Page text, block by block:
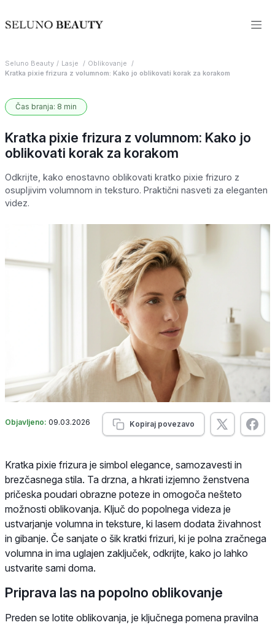
Seluno Beauty Lasje
Oblikovanje
Kratka pixie frizura z volumnom: Kako jo oblikovati korak za korakom
Čas branja: 8 min
Kratka pixie frizura z volumnom: Kako jo
oblikovati korak za korakom
Odkrijte, kako enostavno oblikovati kratko pixie frizuro z
osupljivim volumnom in teksturo. Praktični nasveti za eleganten
videz.
Objavljeno: 09.03.2026 Kopiraj povezavo
Kratka pixie frizura je simbol elegance, samozavesti in
brezčasnega stila. Ta drzna, a hkrati izjemno ženstvena
pričeska poudari obrazne poteze in omogoča nešteto
možnosti oblikovanja. Ključ do popolnega videza je
ustvarjanje volumna in teksture, ki lasem dodata živahnost
in gibanje. Če sanjate o šik kratki frizuri, ki je polna zračnega
volumna in ima uglajen zaključek, odkrijte, kako jo lahko
ustvarite sami doma.
Priprava las na popolno oblikovanje
Preden se lotite oblikovanja, je ključnega pomena pravilna